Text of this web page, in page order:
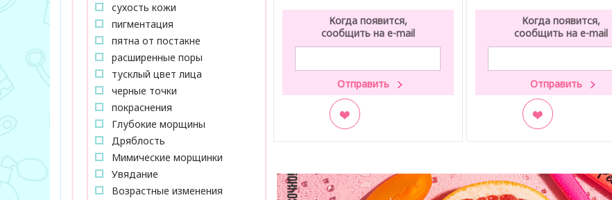
сухость кожи
пигментация
пятна от постакне
расширенные поры
тусклый цвет лица
черные точки
покраснения
Глубокие морщины
Дряблость
Мимические морщинки
Увядание
Возрастные изменения
Когда появится,
сообщить на e-mail
Когда появится,
сообщить на e-mail